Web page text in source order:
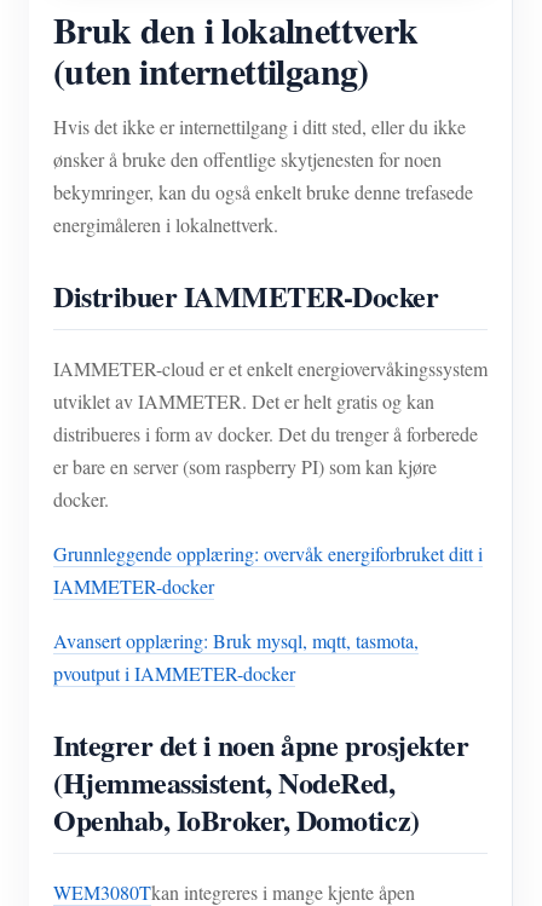
Bruk den i lokalnettverk
(uten internettilgang)
Hvis det ikke er internettilgang i ditt sted, eller du ikke
ønsker å bruke den offentlige skytjenesten for noen
bekymringer, kan du også enkelt bruke denne trefasede
energimåleren i lokalnettverk.
Distribuer IAMMETER-Docker
IAMMETER-cloud er et enkelt energiovervåkingssystem
utviklet av IAMMETER. Det er helt gratis og kan
distribueres i form av docker. Det du trenger å forberede
er bare en server (som raspberry PI) som kan kjøre
docker.
Grunnleggende opplæring: overvåk energiforbruket ditt i
IAMMETER-docker
Avansert opplæring: Bruk mysql, mqtt, tasmota,
pvoutput i IAMMETER-docker
Integrer det i noen åpne prosjekter
(Hjemmeassistent, NodeRed,
Openhab, IoBroker, Domoticz)
WEM3080Tkan integreres i mange kjente åpen